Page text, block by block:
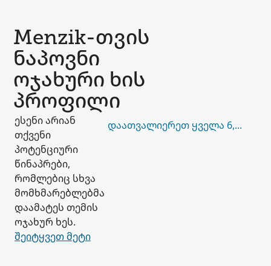
Menzik-თვის
ნაპოვნი
ოჯახური ხის
პროფილი
ესენი არიან
თქვენი
პოტენციური
წინაპრები,
რომლებიც სხვა
მომხმარებლებმა
დაამატეს თემის
ოჯახურ ხეს.
შეიტყვეთ მეტი
ᲓᲐᲐᲗᲕᲐᲚᲘᲔᲠᲔᲗ ᲧᲕᲔᲚᲐ 6,591